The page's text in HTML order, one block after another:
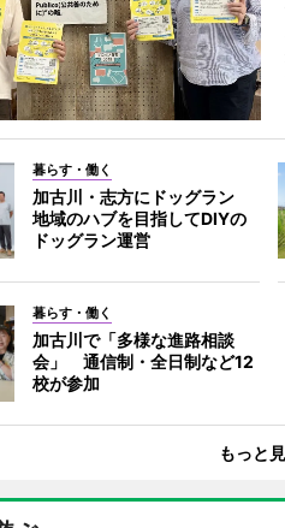
暮らす・働く
加古川・志方にドッグラン
地域のハブを目指してDIYの
ドッグラン運営
暮らす・働く
加古川で「多様な進路相談
会」 通信制・全日制など12
校が参加
もっと